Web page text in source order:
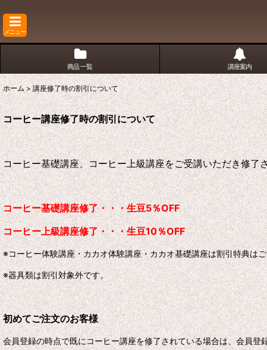
メニュー
商品 一覧 講座案内
ホーム > 講座修了時の割引について
コーヒー講座修了時の割引について
コーヒー基礎講座、コーヒー上級講座をご受講いただき修了
コーヒー基礎講座修了・・・生豆5％OFF
コーヒー上級講座修了・・・生豆10％OFF
※コーヒー体験講座・カカオ体験講座・カカオ基礎講座は割引特典は
※器具類は割引対象外です。
初めてご注文のお客様
会員登録の時点で既にコーヒー講座を修了されている場合は、会員